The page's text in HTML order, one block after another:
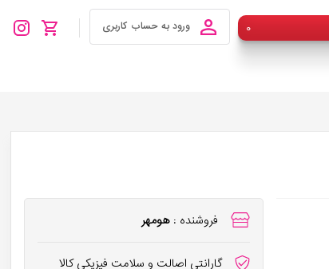
۰ ورود به حساب کاربری
فروشنده : هومهر
گارانتی اصالت و سلامت فیزیکی کالا